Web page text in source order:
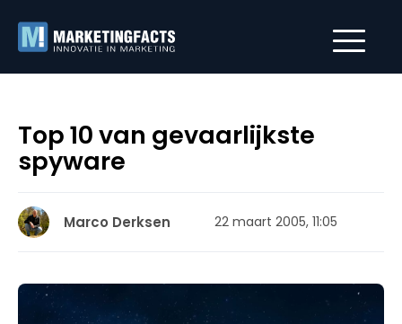
Top 10 van gevaarlijkste
spyware
Marco Derksen 22 maart 2005, 11:05